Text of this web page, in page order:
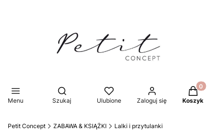
Menu
Otwórz wyszukiwarkę
Szukaj Ulubione Zaloguj się Koszyk
Petit Concept ZABAWA & KSIĄŻKI Lalki i przytulanki